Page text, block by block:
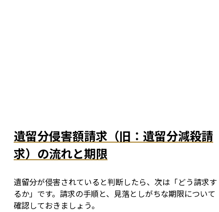
遺留分侵害額請求（旧：遺留分減殺請
求）の流れと期限
遺留分が侵害されていると判断したら、次は「どう請求す
るか」です。請求の手順と、見落としがちな期限について
確認しておきましょう。